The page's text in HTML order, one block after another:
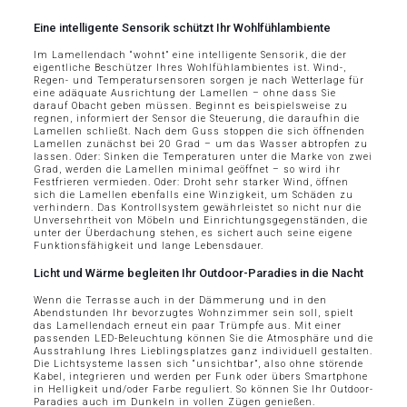
Eine intelligente Sensorik schützt Ihr Wohlfühlambiente
Im Lamellendach “wohnt” eine intelligente Sensorik, die der
eigentliche Beschützer Ihres Wohlfühlambientes ist. Wind-,
Regen- und Temperatursensoren sorgen je nach Wetterlage für
eine adäquate Ausrichtung der Lamellen – ohne dass Sie
darauf Obacht geben müssen. Beginnt es beispielsweise zu
regnen, informiert der Sensor die Steuerung, die daraufhin die
Lamellen schließt. Nach dem Guss stoppen die sich öffnenden
Lamellen zunächst bei 20 Grad – um das Wasser abtropfen zu
lassen. Oder: Sinken die Temperaturen unter die Marke von zwei
Grad, werden die Lamellen minimal geöffnet – so wird ihr
Festfrieren vermieden. Oder: Droht sehr starker Wind, öffnen
sich die Lamellen ebenfalls eine Winzigkeit, um Schäden zu
verhindern. Das Kontrollsystem gewährleistet so nicht nur die
Unversehrtheit von Möbeln und Einrichtungsgegenständen, die
unter der Überdachung stehen, es sichert auch seine eigene
Funktionsfähigkeit und lange Lebensdauer.
Licht und Wärme begleiten Ihr Outdoor-Paradies in die Nacht
Wenn die Terrasse auch in der Dämmerung und in den
Abendstunden Ihr bevorzugtes Wohnzimmer sein soll, spielt
das Lamellendach erneut ein paar Trümpfe aus. Mit einer
passenden LED-Beleuchtung können Sie die Atmosphäre und die
Ausstrahlung Ihres Lieblingsplatzes ganz individuell gestalten.
Die Lichtsysteme lassen sich “unsichtbar”, also ohne störende
Kabel, integrieren und werden per Funk oder übers Smartphone
in Helligkeit und/oder Farbe reguliert. So können Sie Ihr Outdoor-
Paradies auch im Dunkeln in vollen Zügen genießen.